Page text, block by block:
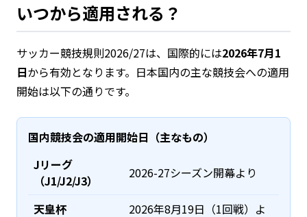
いつから適用される？
サッカー競技規則2026/27は、国際的には2026年7月1
日から有効となります。日本国内の主な競技会への適用
開始は以下の通りです。
国内競技会の適用開始日（主なもの）
Jリーグ
（J1/J2/J3）
2026-27シーズン開幕より
天皇杯
2026年8月19日（1回戦）よ